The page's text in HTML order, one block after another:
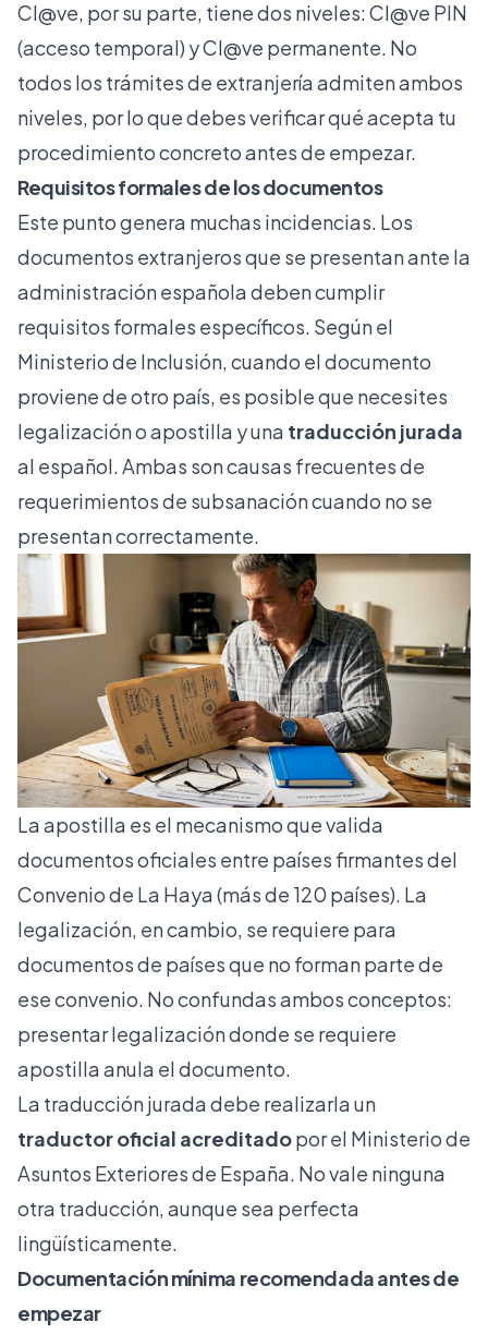
Cl@ve, por su parte, tiene dos niveles: Cl@ve PIN
(acceso temporal) y Cl@ve permanente. No
todos los trámites de extranjería admiten ambos
niveles, por lo que debes verificar qué acepta tu
procedimiento concreto antes de empezar.
Requisitos formales de los documentos
Este punto genera muchas incidencias. Los
documentos extranjeros que se presentan ante la
administración española deben cumplir
requisitos formales específicos. Según el
Ministerio de Inclusión, cuando el documento
proviene de otro país, es posible que necesites
legalización o apostilla y una traducción jurada
al español. Ambas son causas frecuentes de
requerimientos de subsanación cuando no se
presentan correctamente.
La apostilla es el mecanismo que valida
documentos oficiales entre países firmantes del
Convenio de La Haya (más de 120 países). La
legalización, en cambio, se requiere para
documentos de países que no forman parte de
ese convenio. No confundas ambos conceptos:
presentar legalización donde se requiere
apostilla anula el documento.
La traducción jurada debe realizarla un
traductor oficial acreditadopor el Ministerio de
Asuntos Exteriores de España. No vale ninguna
otra traducción, aunque sea perfecta
lingüísticamente.
Documentación mínima recomendada antes de
empezar